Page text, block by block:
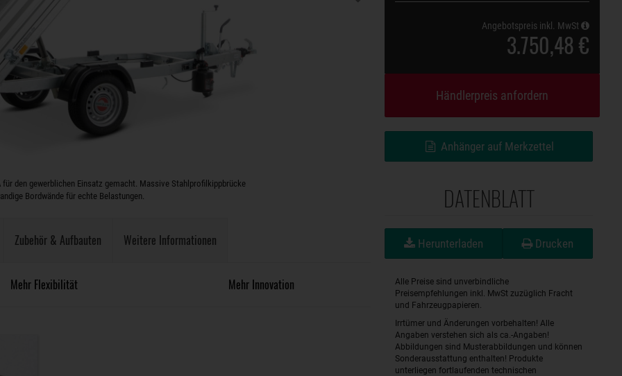
für den gewerblichen Einsatz gemacht. Massive Stahlprofilkippbrücke
Bordwände für echte Belastungen.
Zubehör & Aufbauten Weitere Informationen
Mehr Flexibilität Mehr Innovation
Angebotspreis inkl. MwSt
3.750,48 €
Händlerpreis anfordern
Anhänger auf Merkzettel
DATENBLATT
Herunterladen Drucken
Alle Preise sind unverbindliche
Preisempfehlungen inkl. MwSt zuzüglich Fracht
und Fahrzeugpapieren.
Irrtümer und Änderungen vorbehalten! Alle
Angaben verstehen sich als ca.-Angaben!
Abbildungen sind Musterabbildungen und können
Sonderausstattung enthalten! Produkte
unterliegen fortlaufenden technischen